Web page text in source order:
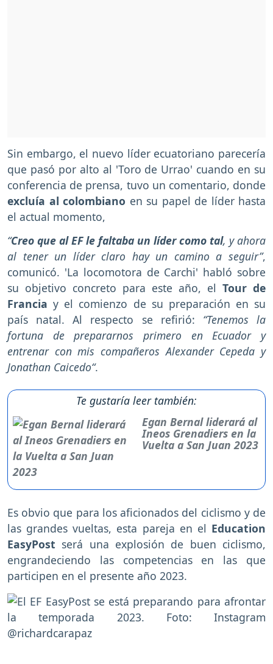
Sin embargo, el nuevo líder ecuatoriano parecería
que pasó por alto al 'Toro de Urrao' cuando en su
conferencia de prensa, tuvo un comentario, donde
excluía al colombiano en su papel de líder hasta
el actual momento,
“Creo que al EF le faltaba un líder como tal, y ahora
al tener un líder claro hay un camino a seguir”,
comunicó. 'La locomotora de Carchi' habló sobre
su objetivo concreto para este año, el Tour de
Francia y el comienzo de su preparación en su
país natal. Al respecto se refirió: “Tenemos la
fortuna de prepararnos primero en Ecuador y
entrenar con mis compañeros Alexander Cepeda y
Jonathan Caicedo“.
Te gustaría leer también:
Egan Bernal liderará al
Ineos Grenadiers en la
Vuelta a San Juan 2023
Es obvio que para los aficionados del ciclismo y de
las grandes vueltas, esta pareja en el Education
EasyPost será una explosión de buen ciclismo,
engrandeciendo las competencias en las que
participen en el presente año 2023.